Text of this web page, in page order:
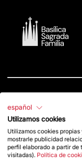
español
Utilizamos cookies
Utilizamos cookies
mostrarle publicidad
perfil elaborado a partir de
visitadas). Política de